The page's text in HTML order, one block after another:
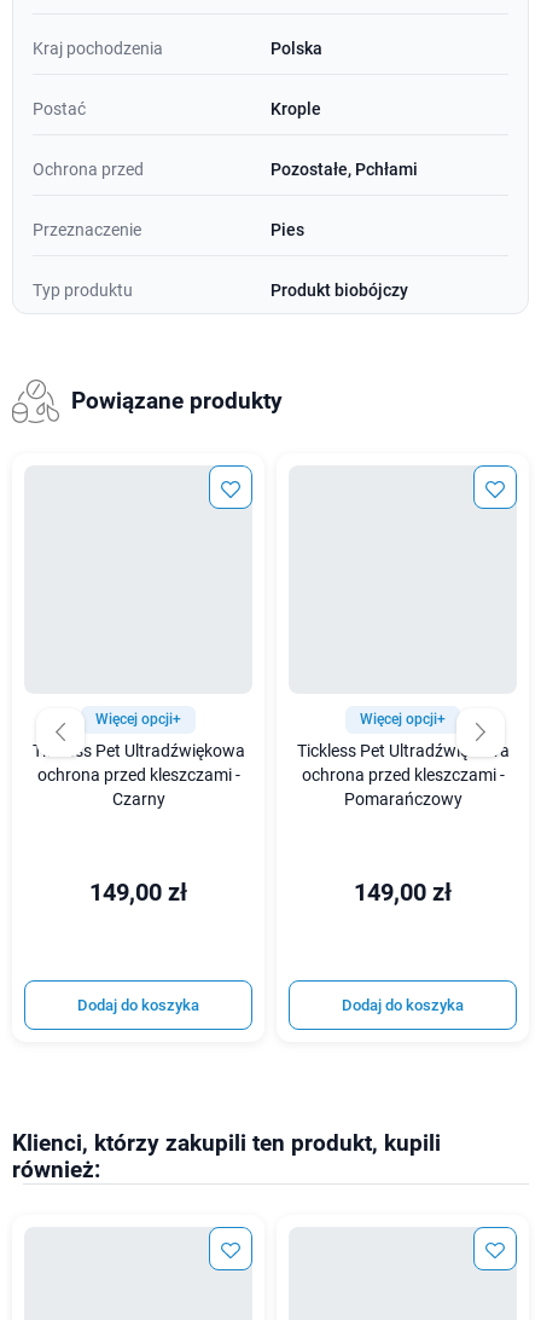
Kraj pochodzenia Polska
Postać Krople
Ochrona przed Pozostałe, Pchłami
Przeznaczenie Pies
Typ produktu Produkt biobójczy
Powiązane produkty
Więcej opcji+
Tickless Pet Ultradźwiękowa
ochrona przed kleszczami -
Czarny
149,00 zł
Dodaj do koszyka
Więcej opcji+
Tickless Pet Ultradźwiękowa
ochrona przed kleszczami -
Pomarańczowy
149,00 zł
Dodaj do koszyka
Klienci, którzy zakupili ten produkt, kupili
również: